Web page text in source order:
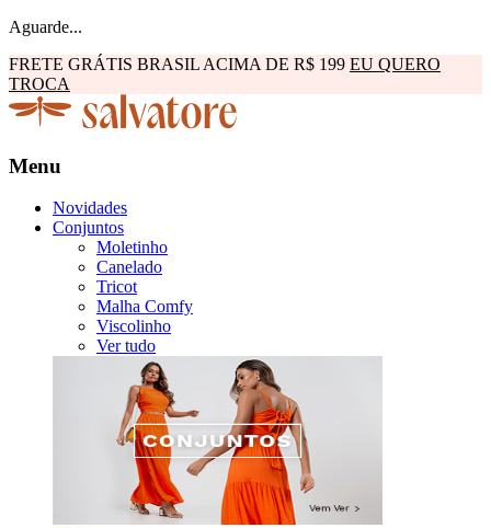
Aguarde...
FRETE GRÁTIS BRASIL ACIMA DE R$ 199 EU QUERO
TROCA
Menu
Novidades
Conjuntos
Moletinho
Canelado
Tricot
Malha Comfy
Viscolinho
Ver tudo